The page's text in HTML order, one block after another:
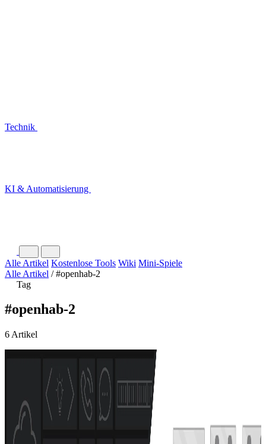
Technik
KI & Automatisierung
Alle Artikel Kostenlose Tools Wiki Mini-Spiele
Alle Artikel / #openhab-2
Tag
#openhab-2
6 Artikel